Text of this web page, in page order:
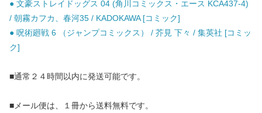
● 文豪ストレイドッグス 04 (角川コミックス・エース KCA437-4)
/ 朝霧カフカ、春河35 / KADOKAWA [コミック]
● 呪術廻戦 6 （ジャンプコミックス） / 芥見 下々 / 集英社 [コミッ
ク]
■通常２４時間以内に発送可能です。
■メール便は、１冊から送料無料です。